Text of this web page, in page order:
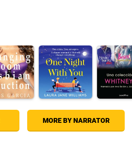
MORE BY NARRATOR